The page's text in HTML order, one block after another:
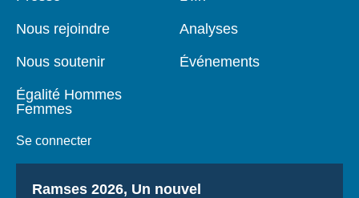
Nous rejoindre
Nous soutenir
Égalité Hommes
Femmes
Se connecter
Analyses
Événements
Titre
Ramses 2026, Un nouvel